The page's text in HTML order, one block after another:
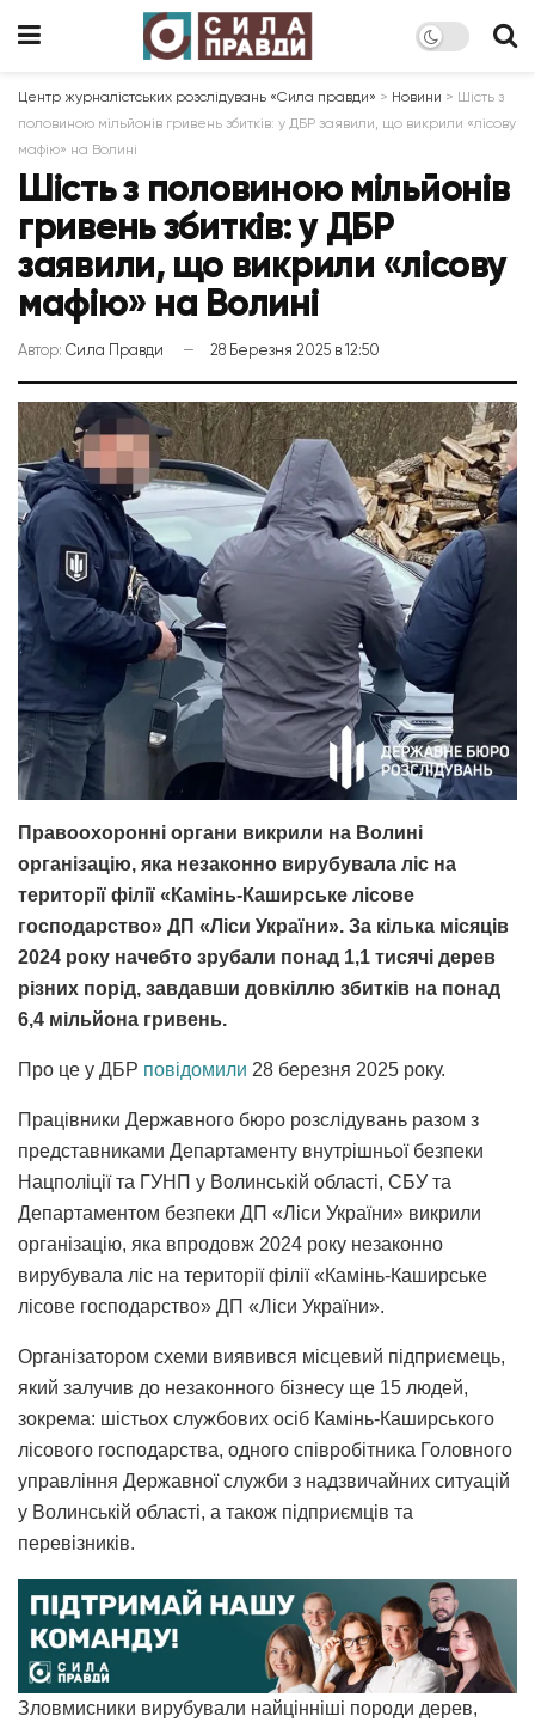
Центр журналістських розслідувань «Сила правди» > Новини > Шість з
половиною мільйонів гривень збитків: у ДБР заявили, що викрили «лісову
мафію» на Волині
Шість з половиною мільйонів
гривень збитків: у ДБР
заявили, що викрили «лісову
мафію» на Волині
Автор: Сила Правди 28 Березня 2025 в 12:50
Правоохоронні органи викрили на Волині
організацію, яка незаконно вирубувала ліс на
території філії «Камінь-Каширське лісове
господарство» ДП «Ліси України». За кілька місяців
2024 року начебто зрубали понад 1,1 тисячі дерев
різних порід, завдавши довкіллю збитків на понад
6,4 мільйона гривень.
Про це у ДБР повідомили 28 березня 2025 року.
Працівники Державного бюро розслідувань разом з
представниками Департаменту внутрішньої безпеки
Нацполіції та ГУНП у Волинській області, СБУ та
Департаментом безпеки ДП «Ліси України» викрили
організацію, яка впродовж 2024 року незаконно
вирубувала ліс на території філії «Камінь-Каширське
лісове господарство» ДП «Ліси України».
Організатором схеми виявився місцевий підприємець,
який залучив до незаконного бізнесу ще 15 людей,
зокрема: шістьох службових осіб Камінь-Каширського
лісового господарства, одного співробітника Головного
управління Державної служби з надзвичайних ситуацій
у Волинській області, а також підприємців та
перевізників.
Зловмисники вирубували найцінніші породи дерев,